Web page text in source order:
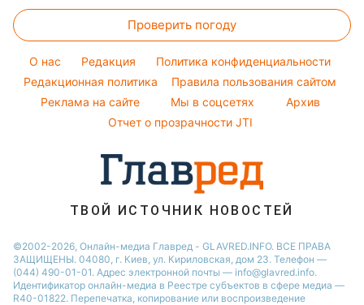
Ирак обвинил Украину!
Срочное заявление из...
Важное заявление
Зеленского! Итоги
ЭКСТРЕННО! Пентагон
принял решение! США
Даже свои отвернулись! В